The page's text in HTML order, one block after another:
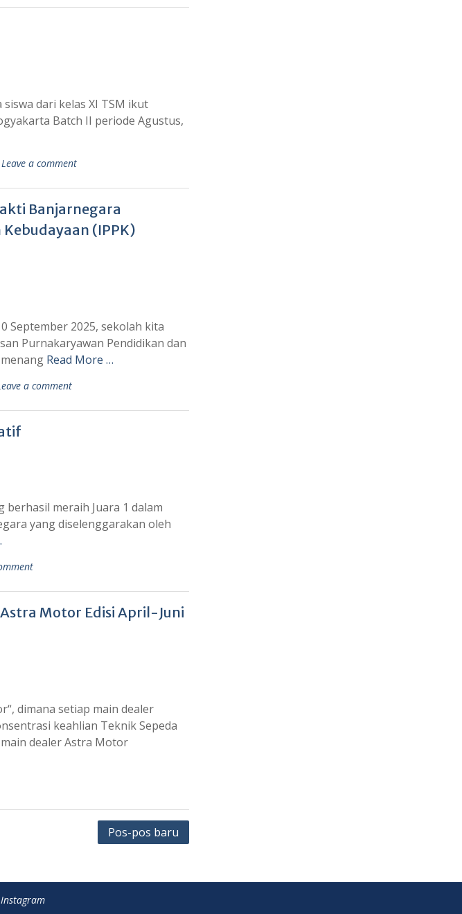
dari kelas XI TSM ikut
Batch II periode Agustus,
Leave a comment
Banjarnegara
(IPPK)
September 2025, sekolah kita
Purnakaryawan Pendidikan dan
Read More …
a comment
berhasil meraih Juara 1 dalam
yang diselenggarakan oleh
Motor Edisi April-Juni
dimana setiap main dealer
keahlian Teknik Sepeda
dealer Astra Motor
Pos-pos baru
Instagram